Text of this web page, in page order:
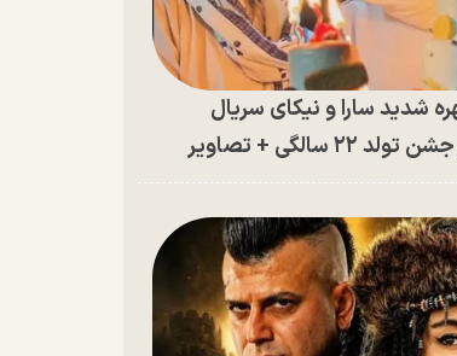
شدید سارا و نیکای سریال
سالگی + تصاویر